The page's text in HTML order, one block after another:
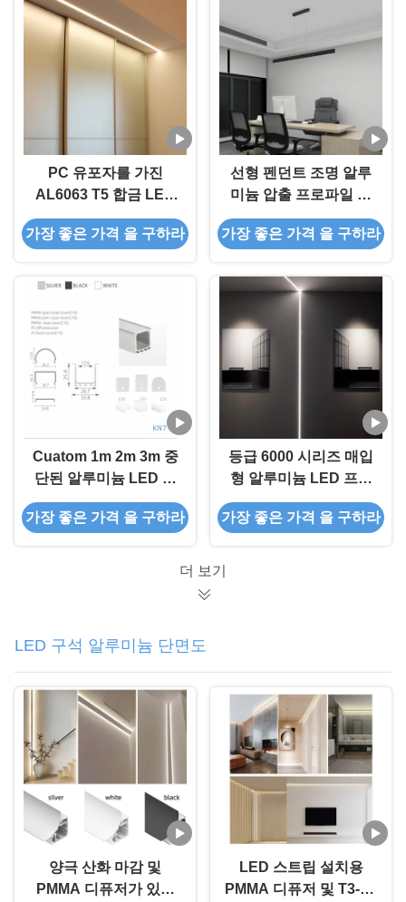
PC 유포자를 가진
AL6063 T5 합금 LED
지구 빛 단면도 모래 분
사
가장 좋은 가격 을 구하라
선형 펜던트 조명 알루
미늄 압출 프로파일 블
랙 화이트 색상
가장 좋은 가격 을 구하라
Cuatom 1m 2m 3m 중
단된 알루미늄 LED 프
로필 방수 방열판
가장 좋은 가격 을 구하라
등급 6000 시리즈 매입
형 알루미늄 LED 프로
파일 샌드 블라스팅
6063 T5
가장 좋은 가격 을 구하라
더 보기
LED 구석 알루미늄 단면도
양극 산화 마감 및
PMMA 디퓨저가 있는
LED 스트립 설치용
PMMA 디퓨저 및 T3-T8